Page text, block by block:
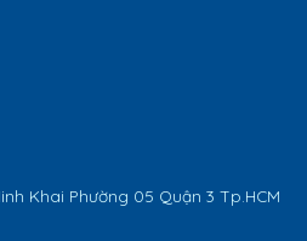
Khai Phường 05 Quận 3 Tp.HCM